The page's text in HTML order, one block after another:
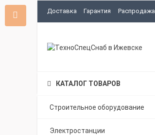
Доставка Гарантия Распродажа
КАТАЛОГ ТОВАРОВ
Строительное оборудование
Электростанции